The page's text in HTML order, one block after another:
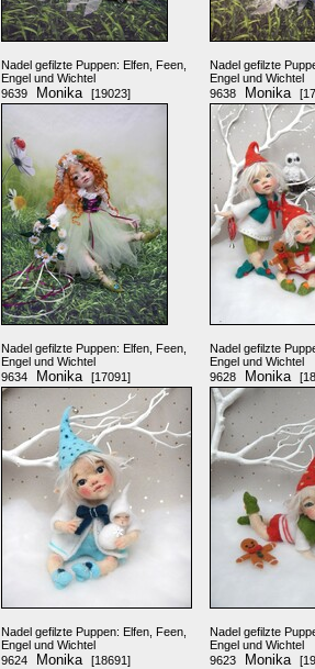
Nadel gefilzte Puppen: Elfen, Feen,
Engel und Wichtel
9639
Monika [19023]
Nadel gefilzte
Engel und Wichtel
9638
Monika
Nadel gefilzte Puppen: Elfen, Feen,
Engel und Wichtel
9634
Monika [17091]
Nadel gefilzte
Engel und Wichtel
9628
Monika
Nadel gefilzte Puppen: Elfen, Feen,
Engel und Wichtel
9624
Monika [18691]
Nadel gefilzte
Engel und Wichtel
9623
Monika